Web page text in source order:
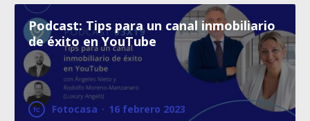
Podcast: Tips para un canal inmobiliario
de éxito en YouTube
Fotocasa · 16 febrero 2023